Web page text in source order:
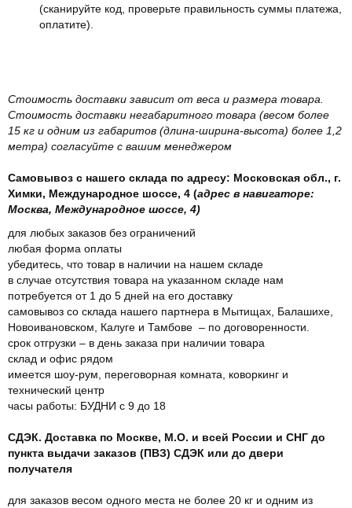
(сканируйте код, проверьте правильность суммы платежа,
оплатите).
Стоимость доставки зависит от веса и размера товара.
Стоимость доставки негабаритного товара (весом более
15 кг и одним из габаритов (длина-ширина-высота) более 1,2
метра) согласуйте с вашим менеджером
Самовывоз с нашего склада по адресу: Московская обл., г.
Химки, Международное шоссе, 4 (адрес в навигаторе:
Москва, Международное шоссе, 4)
для любых заказов без ограничений
любая форма оплаты
убедитесь, что товар в наличии на нашем складе
в случае отсутствия товара на указанном складе нам
потребуется от 1 до 5 дней на его доставку
самовывоз со склада нашего партнера в Мытищах, Балашихе,
Новоивановском, Калуге и Тамбове – по договоренности.
срок отгрузки – в день заказа при наличии товара
склад и офис рядом
имеется шоу-рум, переговорная комната, коворкинг и
технический центр
часы работы: БУДНИ с 9 до 18
СДЭК. Доставка по Москве, М.О. и всей России и СНГ до
пункта выдачи заказов (ПВЗ) СДЭК или до двери
получателя
для заказов весом одного места не более 20 кг и одним из